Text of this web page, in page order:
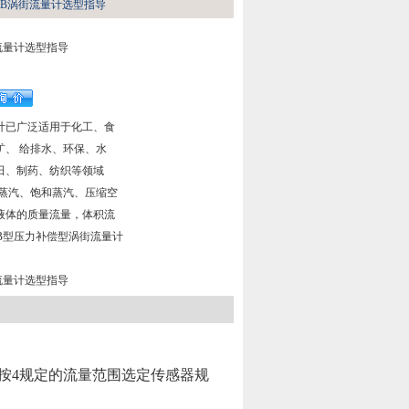
涡街流量计选型指导
计选型指导
已广泛适用于化工、食
、 给排水、环保、水
、制药、纺织等领域
汽、饱和蒸汽、压缩空
体的质量流量，体积流
压力补偿型涡街流量计
计选型指导
4规定的流量范围选定传感器规